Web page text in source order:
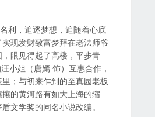
利，追逐梦想，追随着心底
现发财致富梦拜在老法师爷
眼见得起了高楼，平步青
小姐（唐嫣 饰）互惠合作，
；与初来乍到的至真园老板
的黄河路有如大上海的缩
文学奖的同名小说改编。